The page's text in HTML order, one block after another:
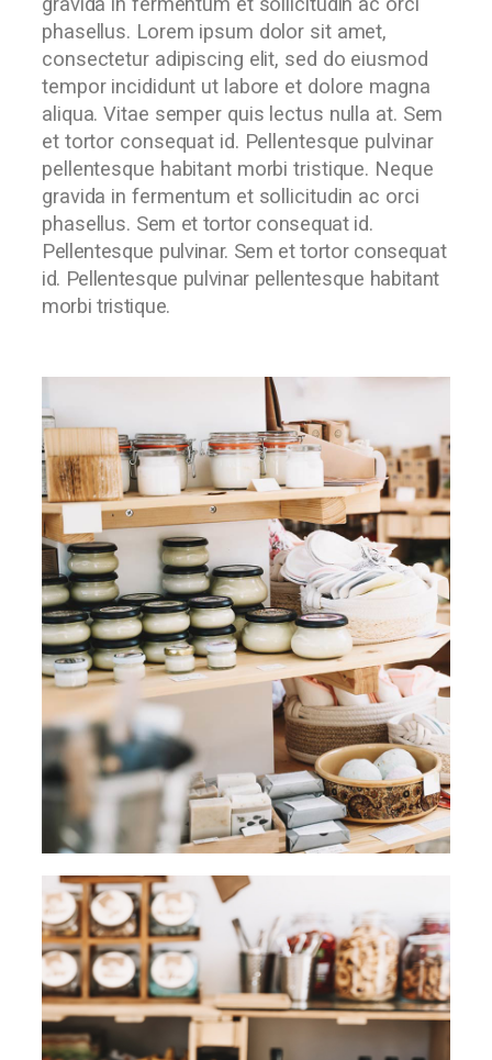
phasellus. Lorem ipsum dolor sit amet,
consectetur adipiscing elit, sed do eiusmod
tempor incididunt ut labore et dolore magna
aliqua. Vitae semper quis lectus nulla at. Sem
et tortor consequat id. Pellentesque pulvinar
pellentesque habitant morbi tristique. Neque
gravida in fermentum et sollicitudin ac orci
phasellus. Sem et tortor consequat id.
Pellentesque pulvinar. Sem et tortor consequat
id. Pellentesque pulvinar pellentesque habitant
morbi tristique.